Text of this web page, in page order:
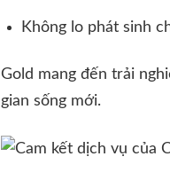
Không lo phát sinh
Gold mang đến trải
gian sống mới.